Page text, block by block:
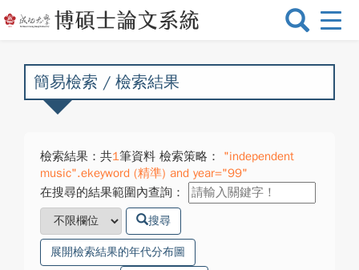
選
換
簡易檢索 / 檢索結果
檢索結果：共1筆資料 檢索策略：
"independent
music".ekeyword (精準) and year="99"
在搜尋的結果範圍內查詢：
搜尋
展開檢索結果的年代分布圖